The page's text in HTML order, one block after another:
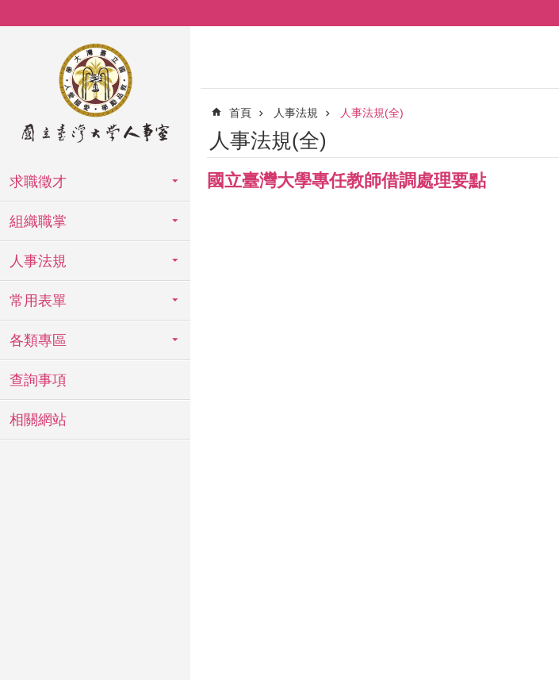
求職徵才
組織職掌
人事法規
常用表單
各類專區
查詢事項
相關網站
首頁 人事法規 人事法規(全)
人事法規(全)
國立臺灣大學專任教師借調處理要點